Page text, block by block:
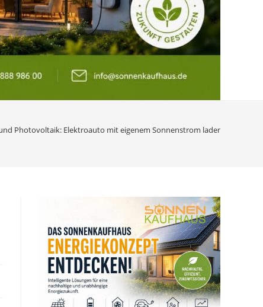
Photovoltaik: Elektroauto mit eigenem Sonnenstrom laden –